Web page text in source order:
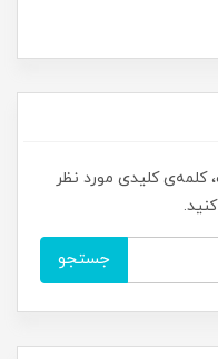
کلیدی مورد نظر
جستجو